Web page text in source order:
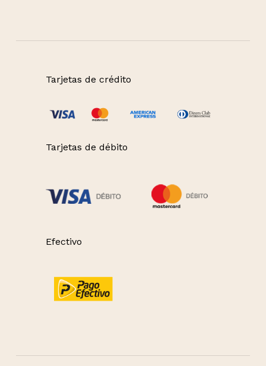
Tarjetas de crédito
Tarjetas de débito
Efectivo